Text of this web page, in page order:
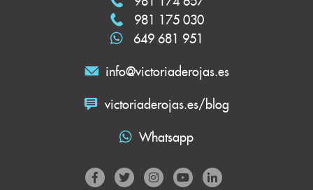
981 175 030
649 681 951
info@victoriaderojas.es
victoriaderojas.es/blog
Whatsapp